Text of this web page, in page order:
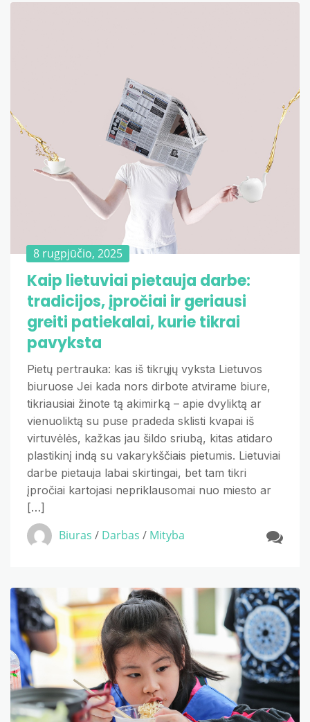
8 rugpjūčio, 2025
Kaip lietuviai pietauja darbe:
tradicijos, įpročiai ir geriausi
greiti patiekalai, kurie tikrai
pavyksta
Pietų pertrauka: kas iš tikrųjų vyksta Lietuvos
biuruose Jei kada nors dirbote atvirame biure,
tikriausiai žinote tą akimirką – apie dvyliktą ar
vienuoliktą su puse pradeda sklisti kvapai iš
virtuvėlės, kažkas jau šildo sriubą, kitas atidaro
plastikinį indą su vakarykščiais pietumis. Lietuviai
darbe pietauja labai skirtingai, bet tam tikri
įpročiai kartojasi nepriklausomai nuo miesto ar
[…]
Biuras / Darbas / Mityba